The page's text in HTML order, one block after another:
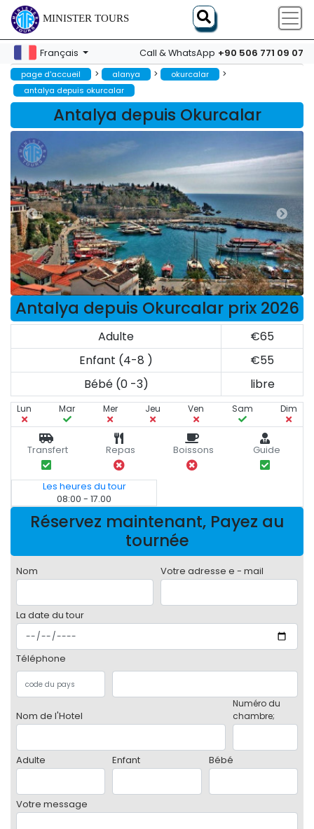
MINISTER TOURS
Français Call & WhatsApp +90 506 771 09 07
page d'accueil > alanya > okurcalar >
antalya depuis okurcalar
Antalya depuis Okurcalar
Antalya depuis Okurcalar prix 2026
Adulte
€65
Enfant (4-8 )
€55
Bébé (0 -3)
libre
Lun Mar Mer Jeu Ven Sam Dim
Transfert Repas Boissons Guide
Les heures du tour
08:00 - 17.00
Réservez maintenant, Payez au
tournée
Nom Votre adresse e - mail
La date du tour
Téléphone
Nom de l'Hotel
Numéro du
chambre;
Adulte Enfant Bébé
Votre message